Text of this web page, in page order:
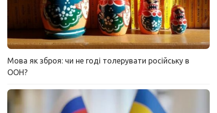
Мова як зброя: чи не годі толерувати російську в
ООН?